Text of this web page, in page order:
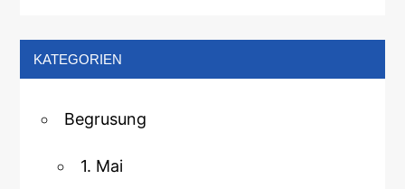
KATEGORIEN
Begrusung
1. Mai